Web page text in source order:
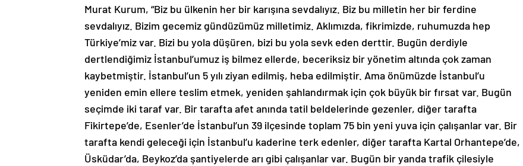
Murat Kurum, “Biz bu ülkenin her bir karışına sevdalıyız. Biz bu milletin her bir ferdine
sevdalıyız. Bizim gecemiz gündüzümüz milletimiz. Aklımızda, fikrimizde, ruhumuzda hep
Türkiye’miz var. Bizi bu yola düşüren, bizi bu yola sevk eden derttir. Bugün derdiyle
dertlendiğimiz İstanbul’umuz iş bilmez ellerde, beceriksiz bir yönetim altında çok zaman
kaybetmiştir. İstanbul’un 5 yılı ziyan edilmiş, heba edilmiştir. Ama önümüzde İstanbul’u
yeniden emin ellere teslim etmek, yeniden şahlandırmak için çok büyük bir fırsat var. Bugün
seçimde iki taraf var. Bir tarafta afet anında tatil beldelerinde gezenler, diğer tarafta
Fikirtepe’de, Esenler’de İstanbul’un 39 ilçesinde toplam 75 bin yeni yuva için çalışanlar var. Bir
tarafta kendi geleceği için İstanbul’u kaderine terk edenler, diğer tarafta Kartal Orhantepe’de,
Üsküdar’da, Beykoz’da şantiyelerde arı gibi çalışanlar var. Bugün bir yanda trafik çilesiyle